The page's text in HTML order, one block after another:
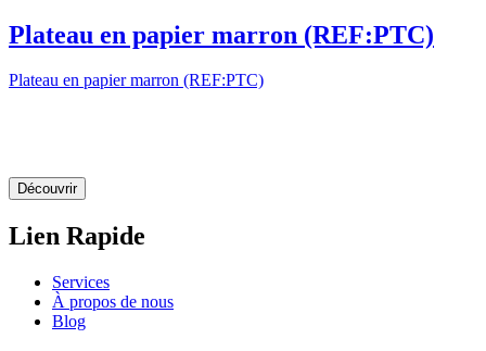
Plateau en papier marron (REF:PTC)
Plateau en papier marron (REF:PTC)
Découvrir
Lien Rapide
Services
À propos de nous
Blog